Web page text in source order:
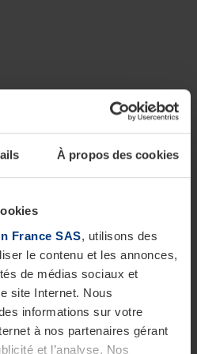
À propos des cookies
France SAS, utilisons des
le contenu et les annonces,
de médias sociaux et
site Internet. Nous
informations sur votre
à nos partenaires gérant
et l’analyse. Nos